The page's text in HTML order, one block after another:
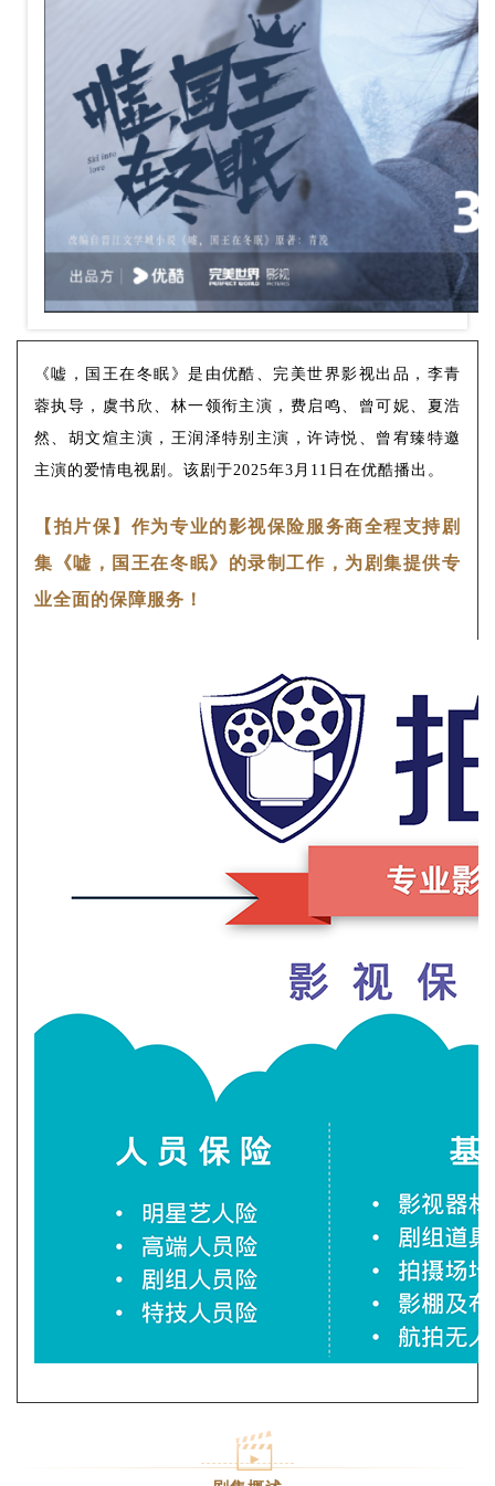
《嘘，国王在冬眠》是由优酷、完美世界影视出品，李青
蓉执导，虞书欣、林一领衔主演，费启鸣、曾可妮、夏浩
然、胡文煊主演，王润泽特别主演，许诗悦、曾宥臻特邀
主演的爱情电视剧。该剧于2025年3月11日在优酷播出。
【拍片保】作为专业的影视保险服务商全程支持剧
集《嘘，国王在冬眠》的录制工作，为剧集提供专
业全面的保障服务！